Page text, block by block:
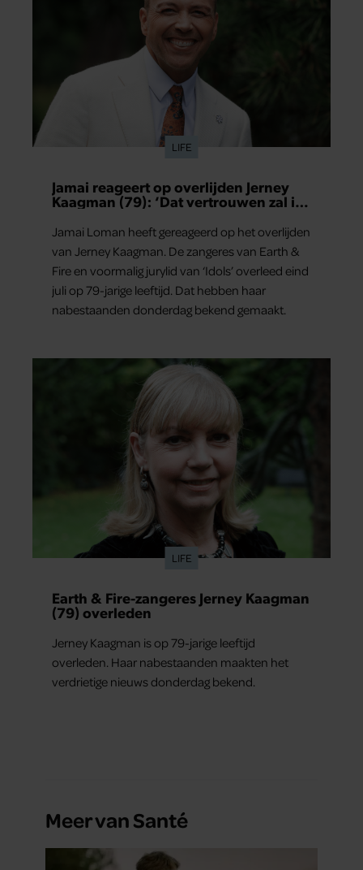
LIFE
Jamai reageert op overlijden Jerney
Kaagman (79): ‘Dat vertrouwen zal ik
Jamai Loman heeft gereageerd op het overlijden
van Jerney Kaagman. De zangeres van Earth &
Fire en voormalig jurylid van ‘Idols’ overleed eind
juli op 79-jarige leeftijd. Dat hebben haar
nabestaanden donderdag bekend gemaakt.
LIFE
Earth & Fire-zangeres Jerney Kaagman
(79) overleden
Jerney Kaagman is op 79-jarige leeftijd
overleden. Haar nabestaanden maakten het
verdrietige nieuws donderdag bekend.
Meer van Santé